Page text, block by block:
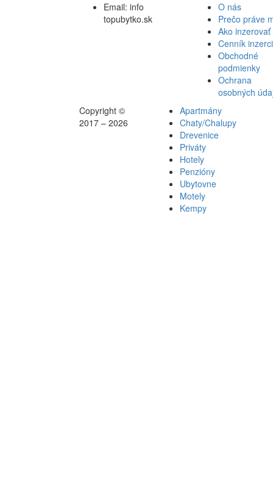
Email: info
topubytko.sk
O nás
Prečo práve
Ako inzerovať
Cenník
Obchodné
podmienky
Ochrana
osobných
Copyright ©
2017 – 2026
Apartmány
Chaty/Chalupy
Drevenice
Priváty
Hotely
Penzióny
Ubytovne
Motely
Kempy